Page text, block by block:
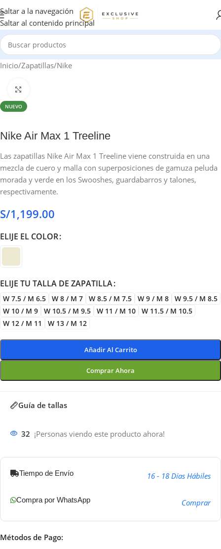
Saltar a la navegación
Saltar al contenido principal
Inicio/Zapatillas/Nike
NUEVO
Nike Air Max 1 Treeline
Las zapatillas Nike Air Max 1 Treeline viene construida en una
mezcla de cuero y malla con superposiciones de gamuza peluda
morada y verde en los Swooshes, guardabarros y talones,
respectivamente.
S/1,199.00
ELIJE EL COLOR
ELIJE TU TALLA DE ZAPATILLA
W 7.5 / M 6.5 W 8 / M 7 W 8.5 / M 7.5 W 9 / M 8
W 9.5 / M 8.5
W 10 / M 9
W 10.5 / M 9.5 W 11 / M 10
W 11.5 / M 10.5
W 12 / M 11
W 13 / M 12
Añadir Al Carrito
Comprar Ahora
Guía de tallas
32 ¡Personas viendo este producto ahora!
Tiempo de Envío 16 - 18 Días Hábiles
Compra por WhatsApp Comprar
Métodos de Pago: